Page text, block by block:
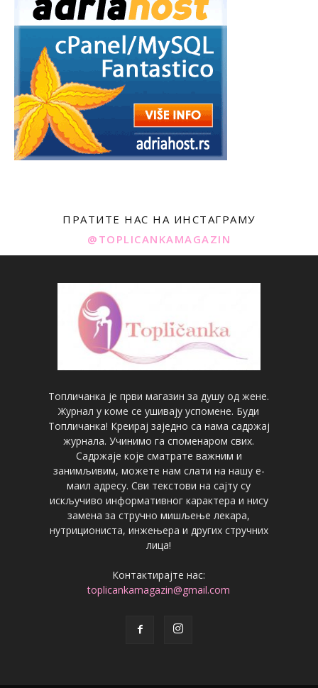
ПРАТИТЕ НАС НА ИНСТАГРАМУ
@TOPLICANKAMAGAZIN
Топличанка је први магазин за душу од жене.
Журнал у коме се ушивају успомене. Буди
Топличанка! Креирај заједно са нама садржај
журнала. Учинимо га споменаром свих.
Садржаје које сматрате важним и
занимљивим, можете нам слати на нашу е-
маил адресу. Сви текстови на сајту су
искључиво информативног карактера и нису
замена за стручно мишљење лекара,
нутрициониста, инжењера и других стручних
лица!
Контактирајте нас:
toplicankamagazin@gmail.com